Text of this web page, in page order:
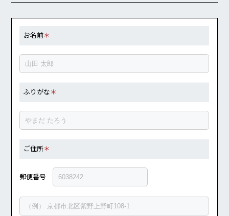
お名前＊
ふりがな ＊
ご住所＊
郵便番号